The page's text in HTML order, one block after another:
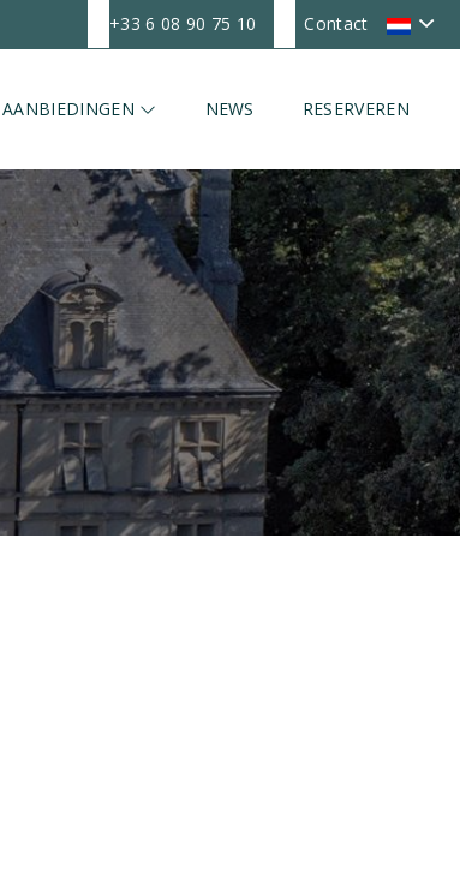
Contact
+33 6 08 90 75 10
AANBIEDINGEN NEWS RESERVEREN